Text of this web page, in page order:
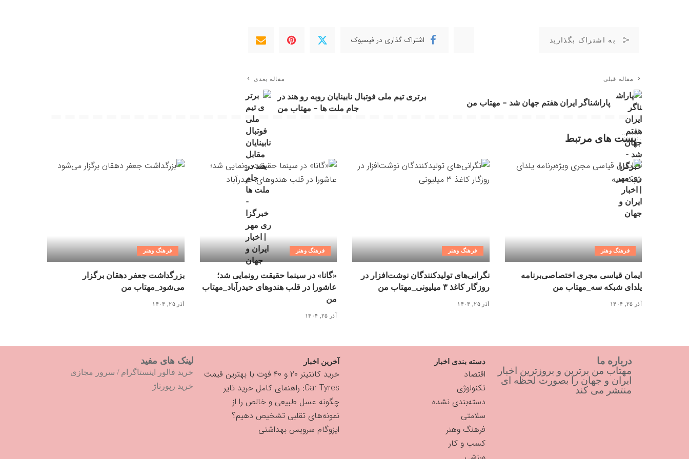
به اشتراک بگذارید اشتراک گذاری در فیسبوک
مقاله قبلی
پاراشناگر ایران هفتم جهان شد – مهتاب من
مقاله بعدی
برتری تیم ملی فوتبال نابینایان روبه رو هند در
جام ملت ها – مهتاب من
پست های مرتبط
فرهنگ وهنر
ایمان قیاسی مجری اختصاصی‌برنامه
یلدای شبکه سه_مهتاب من
آذر ۲۵, ۱۴۰۴
فرهنگ وهنر
نگرانی‌های تولیدکنندگان نوشت‌افزار در
روزگار کاغذ ۳ میلیونی_مهتاب من
آذر ۲۵, ۱۴۰۴
فرهنگ وهنر
«گانا» در سینما حقیقت رونمایی شد؛
عاشورا در قلب هندوهای حیدرآباد_مهتاب
من
آذر ۲۵, ۱۴۰۴
فرهنگ وهنر
بزرگداشت جعفر دهقان برگزار
می‌شود_مهتاب من
آذر ۲۵, ۱۴۰۴
درباره ما
مهتاب من برترین و بروزترین اخبار
ایران و جهان را بصورت لحظه ای
منتشر می کند
دسته بندی اخبار
اقتصاد
تکنولوژی
دسته‌بندی نشده
سلامتی
فرهنگ وهنر
کسب و کار
آخرین اخبار
خرید کانتینر ۲۰ و ۴۰ فوت با بهترین قیمت
Car Tyres: راهنمای کامل خرید تایر
چگونه عسل طبیعی و خالص را از
نمونه‌های تقلبی تشخیص دهیم؟
ایزوگام سرویس بهداشتی
لینک های مفید
خرید فالور اینستاگرام / سرور مجازی
خرید رپورتاژ